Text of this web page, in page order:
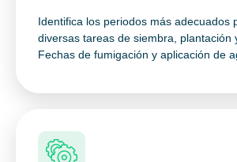
Identifica los periodos más adecuados
diversas tareas de siembra, plantación
Fechas de fumigación y aplicación de